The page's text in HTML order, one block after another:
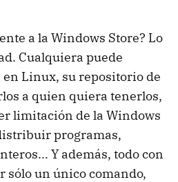
a la Windows Store? Lo
Cualquiera puede
Linux, su repositorio de
a quien quiera tenerlos,
limitación de la Windows
programas,
Y además, todo con
sólo un único comando,